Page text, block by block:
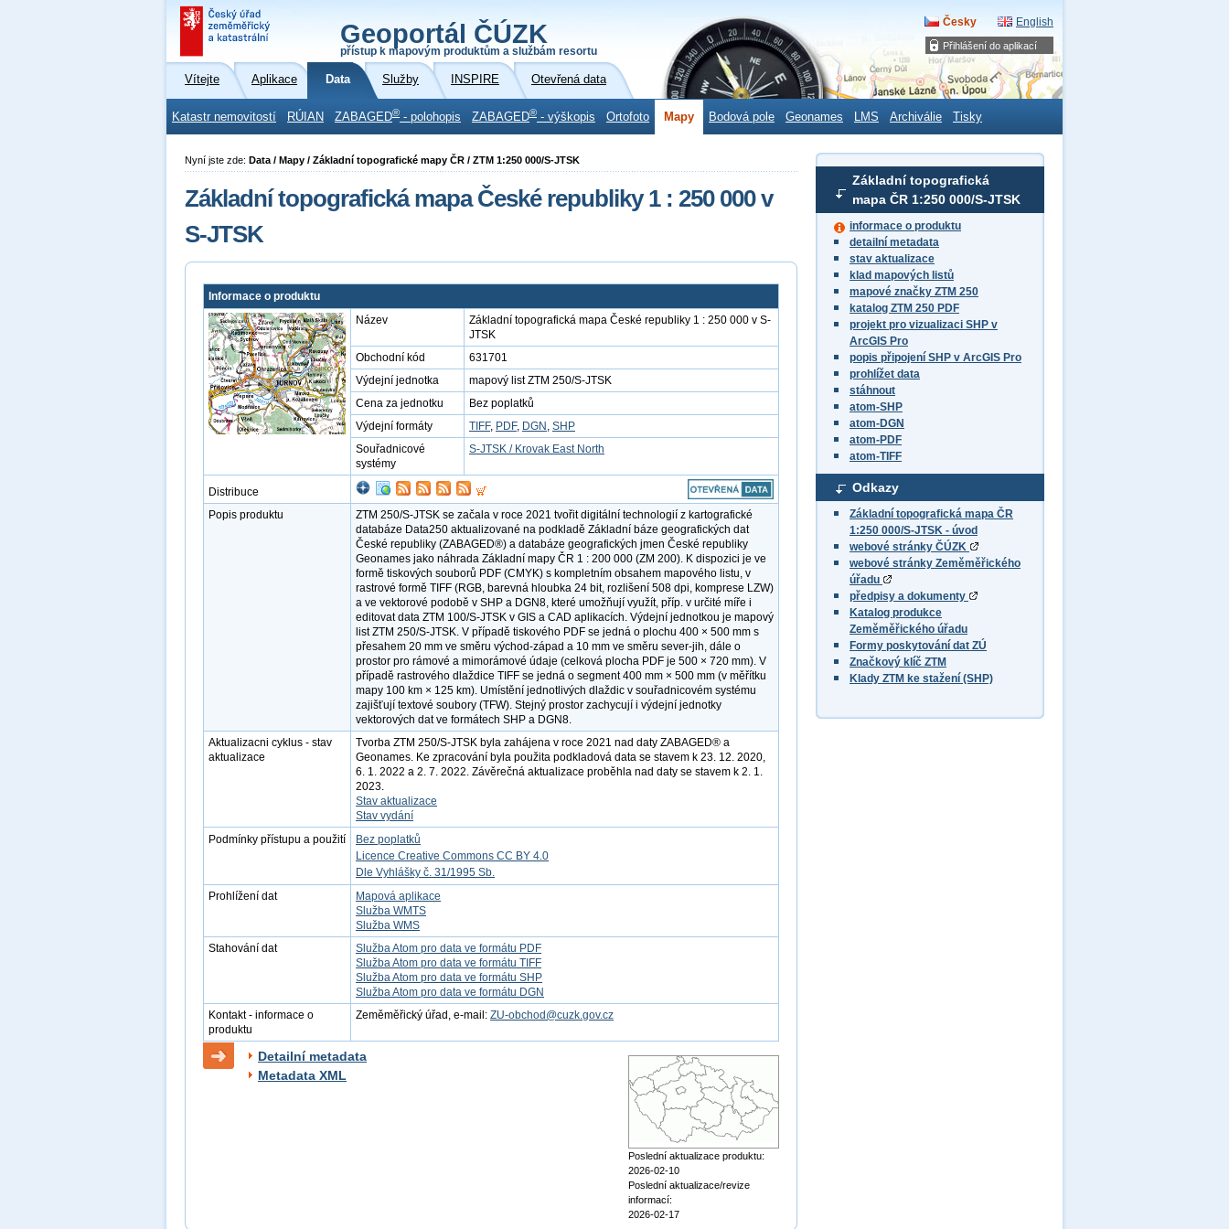
Přihlášení do aplikací
Geoportál ČÚZK
přístup k mapovým produktům a službám resortu
Česky English
Vítejte Aplikace Data Služby INSPIRE Otevřená data
Katastr nemovitostí RÚIAN ZABAGED® - polohopis ZABAGED® - výškopis Ortofoto Mapy Bodová pole Geonames LMS Archiválie Tisky
Základní topografická
mapa ČR 1:250 000/S-JTSK
informace o produktu
detailní metadata
stav aktualizace
klad mapových listů
mapové značky ZTM 250
katalog ZTM 250 PDF
projekt pro vizualizaci SHP v
ArcGIS Pro
popis připojení SHP v ArcGIS Pro
prohlížet data
stáhnout
atom-SHP
atom-DGN
atom-PDF
atom-TIFF
Odkazy
Základní topografická mapa ČR
1:250 000/S-JTSK - úvod
webové stránky ČÚZK
webové stránky Zeměměřického
úřadu
předpisy a dokumenty
Katalog produkce
Zeměměřického úřadu
Formy poskytování dat ZÚ
Značkový klíč ZTM
Klady ZTM ke stažení (SHP)
Nyní jste zde: Data / Mapy / Základní topografické mapy ČR / ZTM 1:250 000/S-JTSK
Základní topografická mapa České republiky 1 : 250 000 v
S-JTSK
Informace o produktu
Název
Základní topografická mapa České republiky 1 : 250 000 v S-
JTSK
Obchodní kód
631701
Výdejní jednotka
mapový list ZTM 250/S-JTSK
Cena za jednotku
Bez poplatků
Výdejní formáty
TIFF, PDF, DGN , SHP
Souřadnicové
systémy
S-JTSK / Krovak East North
Distribuce
Popis produktu
ZTM 250/S-JTSK se začala v roce 2021 tvořit digitální technologií z kartografické
databáze Data250 aktualizované na podkladě Základní báze geografických dat
České republiky (ZABAGED®) a databáze geografických jmen České republiky
Geonames jako náhrada Základní mapy ČR 1 : 200 000 (ZM 200). K dispozici je ve
formě tiskových souborů PDF (CMYK) s kompletním obsahem mapového listu, v
rastrové formě TIFF (RGB, barevná hloubka 24 bit, rozlišení 508 dpi, komprese LZW)
a ve vektorové podobě v SHP a DGN8, které umožňují využít, příp. v určité míře i
editovat data ZTM 100/S-JTSK v GIS a CAD aplikacích. Výdejní jednotkou je mapový
list ZTM 250/S-JTSK. V případě tiskového PDF se jedná o plochu 400 × 500 mm s
přesahem 20 mm ve směru východ-západ a 10 mm ve směru sever-jih, dále o
prostor pro rámové a mimorámové údaje (celková plocha PDF je 500 × 720 mm). V
případě rastrového dlaždice TIFF se jedná o segment 400 mm × 500 mm (v měřítku
mapy 100 km × 125 km). Umístění jednotlivých dlaždic v souřadnicovém systému
zajišťují textové soubory (TFW). Stejný prostor zachycují i výdejní jednotky
vektorových dat ve formátech SHP a DGN8.
Aktualizacni cyklus - stav
aktualizace
Tvorba ZTM 250/S-JTSK byla zahájena v roce 2021 nad daty ZABAGED® a
Geonames. Ke zpracování byla použita podkladová data se stavem k 23. 12. 2020,
6. 1. 2022 a 2. 7. 2022. Závěrečná aktualizace proběhla nad daty se stavem k 2. 1.
2023.
Stav aktualizace
Stav vydání
Podmínky přístupu a použití
Bez poplatků
Licence Creative Commons CC BY 4.0
Dle Vyhlášky č. 31/1995 Sb.
Prohlížení dat
Mapová aplikace
Služba WMTS
Služba WMS
Stahování dat
Služba Atom pro data ve formátu PDF
Služba Atom pro data ve formátu TIFF
Služba Atom pro data ve formátu SHP
Služba Atom pro data ve formátu DGN
Kontakt - informace o
produktu
Zeměměřický úřad, e-mail: ZU-obchod@cuzk.gov.cz
Detailní metadata
Metadata XML
Poslední aktualizace produktu:
2026-02-10
Poslední aktualizace/revize
informací:
2026-02-17